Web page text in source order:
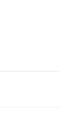
via X -
via
nieuwsbericht
dit